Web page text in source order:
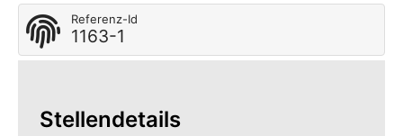
Referenz-Id
1163-1
Stellendetails